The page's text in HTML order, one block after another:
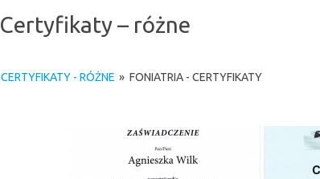
Certyfikaty – różne
CERTYFIKATY - RÓŻNE » FONIATRIA - CERTYFIKATY